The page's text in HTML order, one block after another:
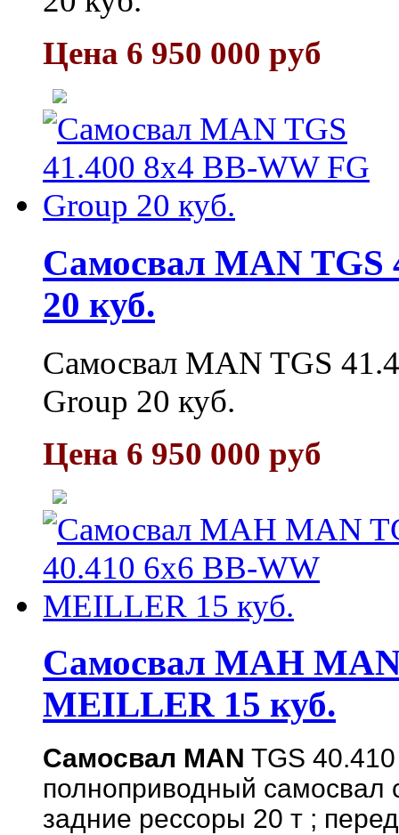
Цена 6 950 000 руб
Самосвал MAN TGS
20 куб.
Самосвал MAN TGS
Group 20 куб.
Цена 6 950 000 руб
Самосвал МАН MAN
MEILLER 15 куб.
Самосвал MAN TGS
полноприводный
задние рессоры 20 т ;